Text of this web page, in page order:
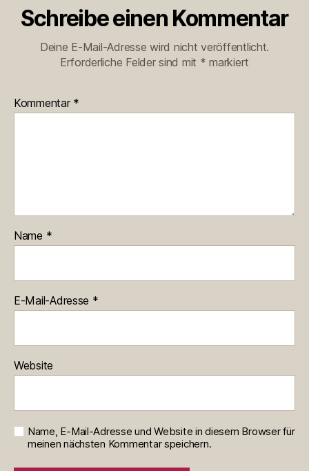
Schreibe einen Kommentar
Deine E-Mail-Adresse wird nicht veröffentlicht.
Erforderliche Felder sind mit * markiert
Kommentar *
Name *
E-Mail-Adresse *
Website
Name, E-Mail-Adresse und Website in diesem Browser für
meinen nächsten Kommentar speichern.